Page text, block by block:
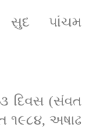
સુદ પાંચમ
દિવસ (સંવત
૧૯૮૪, અષાઢ